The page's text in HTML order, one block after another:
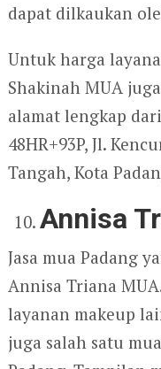
dapat dilkaukan
Untuk harga
Shakinah MUA
alamat lengkap
48HR+93P, Jl.
Tangah, Kota
Annisa
Jasa mua Padang
Annisa Triana
layanan makeup
juga salah satu